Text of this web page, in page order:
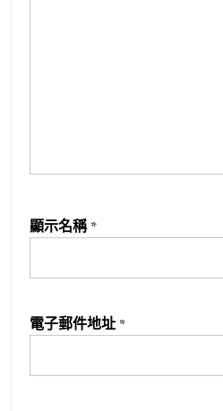
顯示名稱 *
電子郵件地址 *